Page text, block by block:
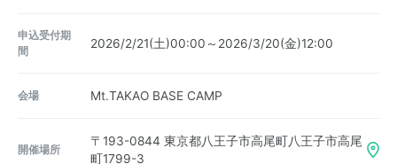
申込受付期
間
2026/2/21(土)00:00～2026/3/20(金)12:00
会場 Mt.TAKAO BASE CAMP
開催場所
〒193-0844 東京都八王子市高尾町八王子市高尾
町1799-3